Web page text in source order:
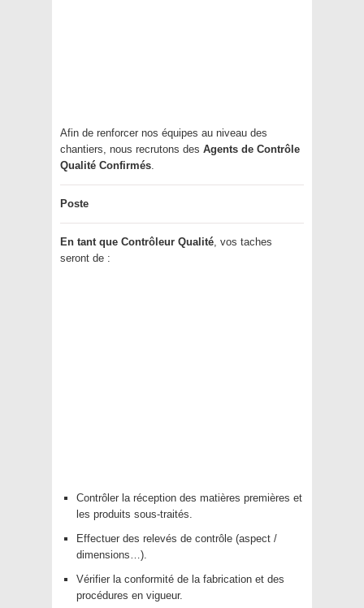
Afin de renforcer nos équipes au niveau des
chantiers, nous recrutons des Agents de Contrôle
Qualité Confirmés.
Poste
En tant que Contrôleur Qualité, vos taches
seront de :
Contrôler la réception des matières premières et
les produits sous-traités.
Effectuer des relevés de contrôle (aspect /
dimensions…).
Vérifier la conformité de la fabrication et des
procédures en vigueur.